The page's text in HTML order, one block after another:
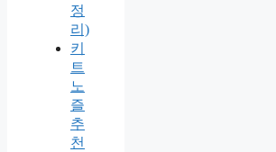
정
리)
키
트
노
즐
추
천